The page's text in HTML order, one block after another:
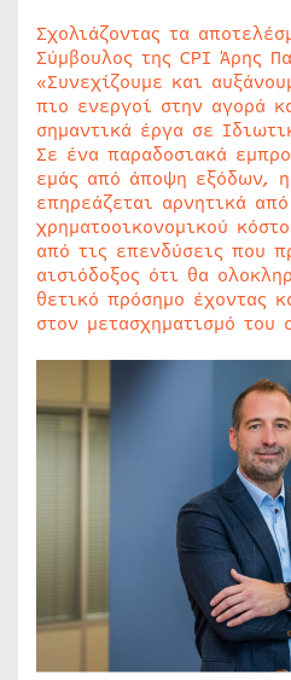
Σχολιάζοντας τα
Σύμβουλος της CPI Άρης
«Συνεχίζουμε και
πιο ενεργοί στην αγορά
σημαντικά έργα σε
Σε ένα παραδοσιακά
εμάς από άποψη εξόδων,
επηρεάζεται αρνητικά
χρηματοοικονομικού
από τις επενδύσεις που
αισιόδοξος ότι θα
θετικό πρόσημο έχοντας
στον μετασχηματισμό του